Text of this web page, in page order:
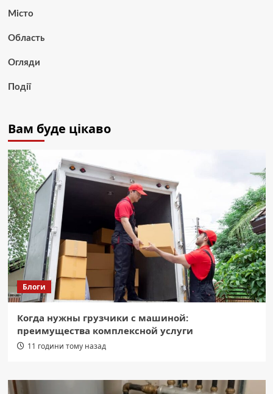
Місто
Область
Огляди
Події
Вам буде цікаво
Блоги
Когда нужны грузчики с машиной:
преимущества комплексной услуги
11 години тому назад